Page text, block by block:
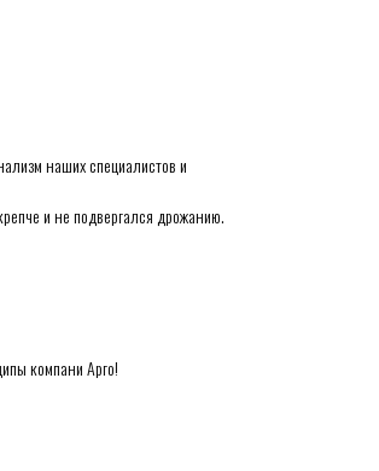
наших специалистов и
и не подвергался дрожанию.
компани Арго!